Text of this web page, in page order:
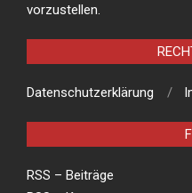
vorzustellen.
Datenschutzerklärung
RSS – Beiträge